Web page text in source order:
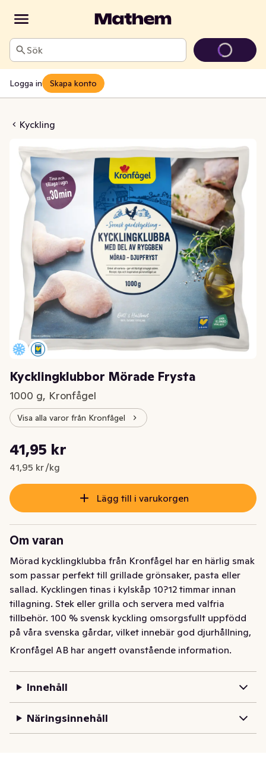
Sök
Logga in Skapa konto
Kyckling
Mörade Frysta
Kycklingklubbor Mörade Frysta
1000 g, Kronfågel
Visa alla varor från Kronfågel
Nuvarande pris är: 41,95 kr
41,95 kr
41,95 kr /kg
Styckpris: 41,95 kr /kg
Lägg till i varukorgen
Om varan
Mörad kycklingklubba från Kronfågel har en härlig smak
som passar perfekt till grillade grönsaker, pasta eller
sallad. Kycklingen tinas i kylskåp 10?12 timmar innan
tillagning. Stek eller grilla och servera med valfria
tillbehör. 100 % svensk kyckling omsorgsfullt uppfödd
på våra svenska gårdar, vilket innebär god djurhållning,
högsta kvalitet och hälsosam, klimatsmart mat på
som passar perfekt till grillade grönsaker, pasta eller
tillagning. Stek eller grilla och servera med valfria
tillbehör. 100 % svensk kyckling omsorgsfullt uppfödd
Kronfågel AB har angett ovanstående information.
Innehåll
Näringsinnehåll